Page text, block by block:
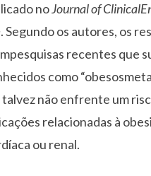
noJournal of
. Segundo os autores, os
recentes que
como
talvez não enfrente um
relacionadas à
ou renal.